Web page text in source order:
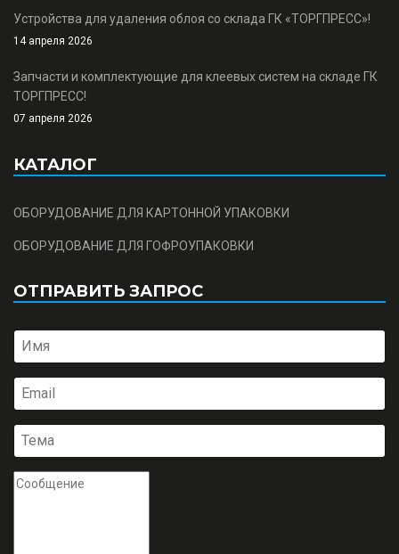
Устройства для удаления облоя со склада ГК «ТОРГПРЕСС»!
14 апреля 2026
Запчасти и комплектующие для клеевых систем на складе ГК
ТОРГПРЕСС!
07 апреля 2026
КАТАЛОГ
ОБОРУДОВАНИЕ ДЛЯ КАРТОННОЙ УПАКОВКИ
ОБОРУДОВАНИЕ ДЛЯ ГОФРОУПАКОВКИ
ОТПРАВИТЬ ЗАПРОС